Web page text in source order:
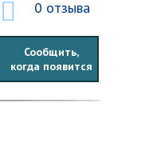
0 отзыва
Сообщить,
когда появится